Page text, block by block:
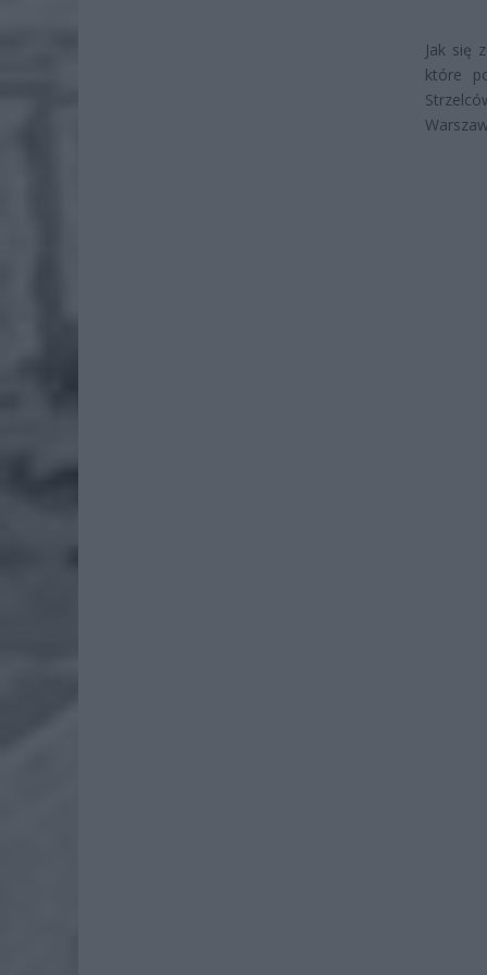
Jak się
które